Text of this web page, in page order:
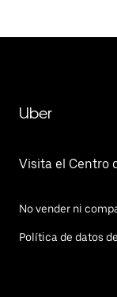
Uber
Visita el Centro
No vender ni
Política de datos